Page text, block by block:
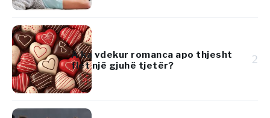
A ka vdekur romanca apo thjesht
flet një gjuhë tjetër?
2